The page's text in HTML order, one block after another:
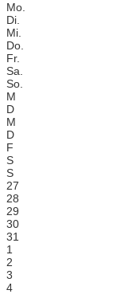
Mo.
Di.
Mi.
Do.
Fr.
Sa.
So.
M
D
M
D
F
S
S
27
28
29
30
31
1
2
3
4